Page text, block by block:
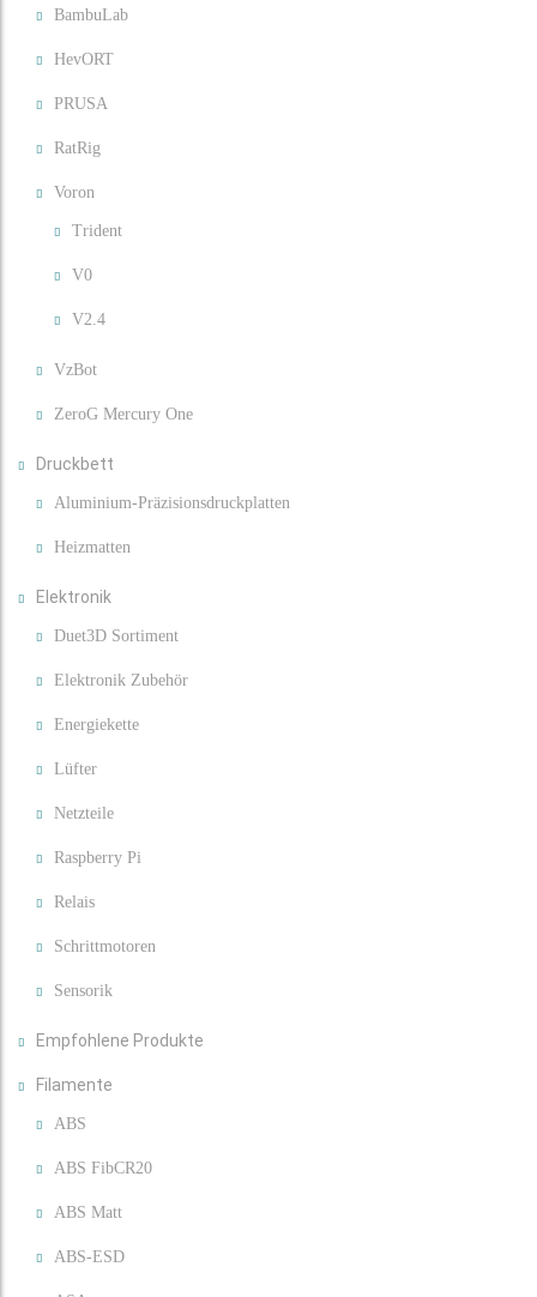
BambuLab
HevORT
PRUSA
RatRig
Voron
Trident
V0
V2.4
VzBot
ZeroG Mercury One
Druckbett
Aluminium-Präzisionsdruckplatten
Heizmatten
Elektronik
Duet3D Sortiment
Elektronik Zubehör
Energiekette
Lüfter
Netzteile
Raspberry Pi
Relais
Schrittmotoren
Sensorik
Empfohlene Produkte
Filamente
ABS
ABS FibCR20
ABS Matt
ABS-ESD